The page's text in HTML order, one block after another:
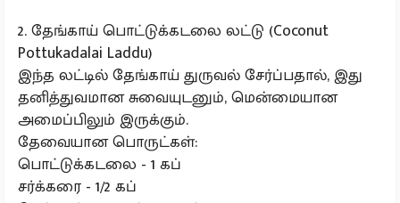
2. தேங்காய் பொட்டுக்கடலை லட்டு (Coconut
Pottukadalai Laddu)
இந்த லட்டில் தேங்காய் துருவல் சேர்ப்பதால், இது
தனித்துவமான சுவையுடனும், மென்மையான
அமைப்பிலும் இருக்கும்.
தேவையான பொருட்கள்:
பொட்டுக்கடலை - 1 கப்
சர்க்கரை - 1/2 கப்